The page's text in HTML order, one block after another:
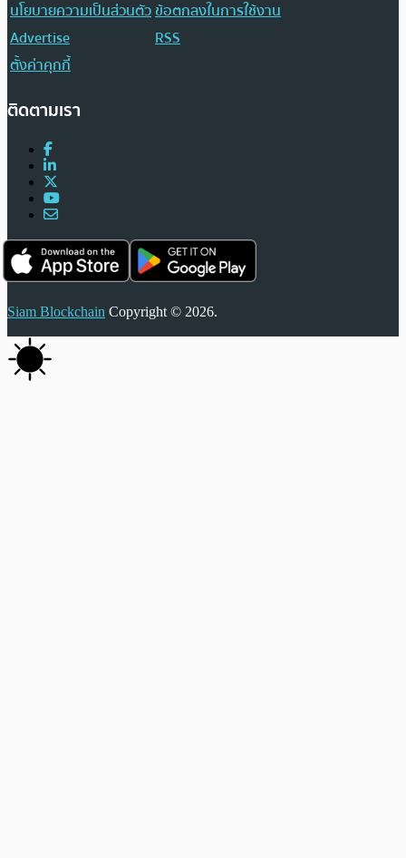
นโยบายความเป็นส่วนตัวข้อตกลงในการใช้งาน
Advertise
RSS
ตั้งค่าคุกกี้
ติดตามเรา
Siam Blockchain Copyright © 2026.